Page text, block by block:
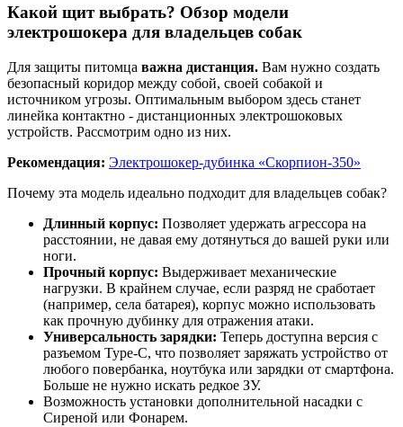
Какой щит выбрать? Обзор модели
электрошокера для владельцев собак
Для защиты питомца важна дистанция. Вам нужно создать
безопасный коридор между собой, своей собакой и
источником угрозы. Оптимальным выбором здесь станет
линейка контактно - дистанционных электрошоковых
устройств. Рассмотрим одно из них.
Рекомендация: Электрошокер-дубинка «Скорпион-350»
Почему эта модель идеально подходит для владельцев собак?
Длинный корпус: Позволяет удержать агрессора на
расстоянии, не давая ему дотянуться до вашей руки или
ноги.
Прочный корпус: Выдерживает механические
нагрузки. В крайнем случае, если разряд не сработает
(например, села батарея), корпус можно использовать
как прочную дубинку для отражения атаки.
Универсальность зарядки: Теперь доступна версия с
разъемом Type-C, что позволяет заряжать устройство от
любого повербанка, ноутбука или зарядки от смартфона.
Больше не нужно искать редкое ЗУ.
Возможность установки дополнительной насадки с
Сиреной или Фонарем.